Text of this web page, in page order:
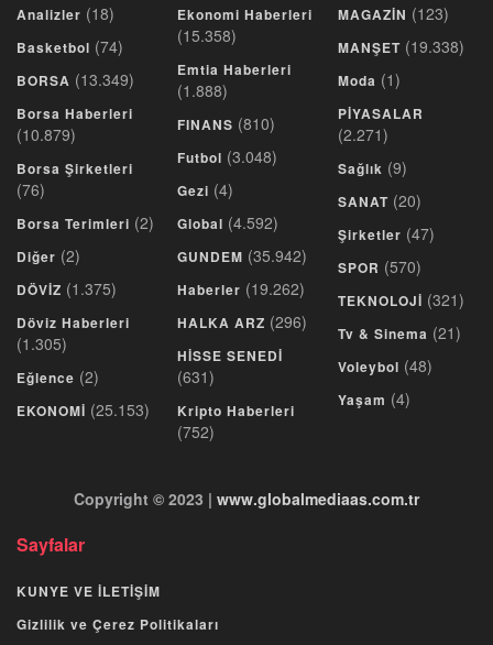
Analizler (18)
Basketbol (74)
BORSA (13.349)
Borsa Haberleri
(10.879)
Borsa Şirketleri
(76)
Borsa Terimleri (2)
Diğer (2)
DÖVİZ (1.375)
Döviz Haberleri
(1.305)
Eğlence (2)
EKONOMİ (25.153)
Ekonomi Haberleri
(15.358)
Emtia Haberleri
(1.888)
FINANS (810)
Futbol (3.048)
Gezi (4)
Global (4.592)
GUNDEM (35.942)
Haberler (19.262)
HALKA ARZ (296)
HİSSE SENEDİ
(631)
Kripto Haberleri
(752)
MAGAZİN (123)
MANŞET (19.338)
Moda (1)
PİYASALAR
(2.271)
Sağlık (9)
SANAT (20)
Şirketler (47)
SPOR (570)
TEKNOLOJİ (321)
Tv & Sinema (21)
Voleybol (48)
Yaşam (4)
Copyright © 2023 | www.globalmediaas.com.tr
Sayfalar
KUNYE VE İLETİŞİM
Gizlilik ve Çerez Politikaları